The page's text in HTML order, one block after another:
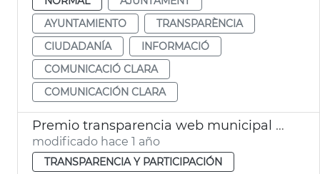
AYUNTAMIENTO
TRANSPARÈNCIA
CIUDADANÍA
INFORMACIÓ
COMUNICACIÓ CLARA
COMUNICACIÓN CLARA
Premio transparencia web municipal Ayuntamiento de València
modificado hace 1 año
TRANSPARENCIA Y PARTICIPACIÓN